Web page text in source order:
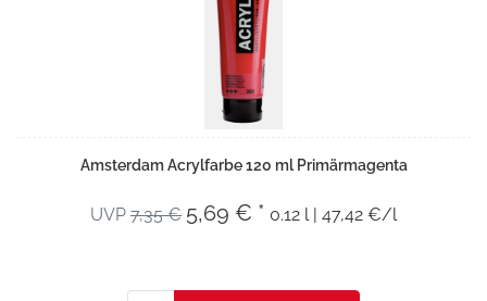
Amsterdam Acrylfarbe 120 ml Primärmagenta
UVP 7,35 € 5,69 € * 0.12 l | 47,42 €/l